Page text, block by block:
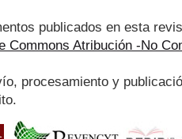
publicados en esta
Commons Atribución -No
procesamiento y